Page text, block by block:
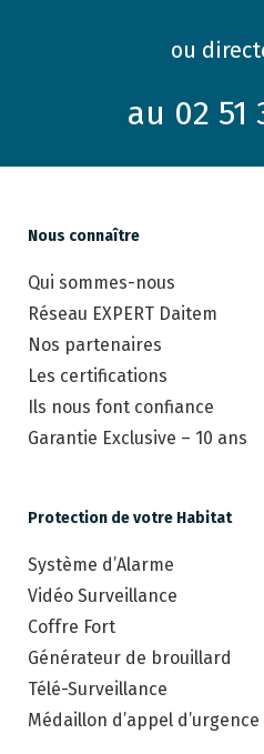
ou
au 02 51
Nous connaître
Qui sommes-nous
Réseau EXPERT Daitem
Nos partenaires
Les certifications
Ils nous font confiance
Garantie Exclusive – 10 ans
Protection de votre Habitat
Système d’Alarme
Vidéo Surveillance
Coffre Fort
Générateur de brouillard
Télé-Surveillance
Médaillon d’appel d’urgence